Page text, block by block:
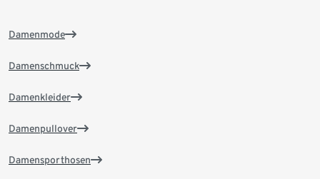
Damenmode
Damenschmuck
Damenkleider
Damenpullover
Damensporthosen